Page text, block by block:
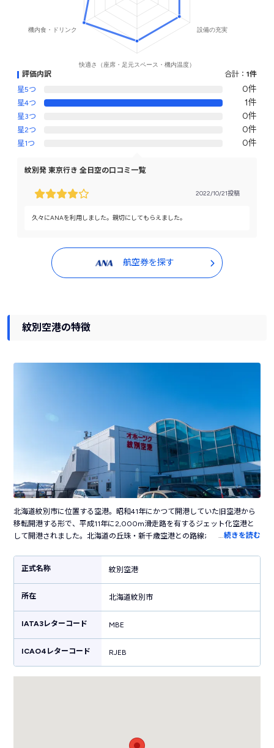
評価内訳 合計： 1件
星5つ
0件
星4つ 1件
星3つ 0件
星2つ 0件
星1つ 0件
紋別発 東京行き 全日空の口コミ一覧
2022/10/21投稿
久々にANAを利用しました。親切にしてもらえました。
航空券を探す
紋別空港の特徴
北海道紋別市に位置する空港。昭和41年にかつて開港していた旧空港から
移転開港する形で、平成11年に2,000m滑走路を有するジェット化空港と
して開港されました。北海道の丘珠・新千歳空港との路線が結ばれていま
います。そんな紋別空港は、「オホーツク紋別空港」の愛称で親しまれ、
平成24年2月には環境配慮の一環として、日本初の「カーボン・オフセット
（空港内で排出した二酸化炭素を森林で相殺する取り組み）」が行われま
した。空港は流氷で知られる紋別にあるため観光客も多く、日本で一番流
氷に近い空港としても有名です。また、市街地から空港までのアクセスも
魅力で、レンタカーを利用して観光地や宿泊施設へ気軽に行くことができ
続きを読む
正式名称 紋別空港
所在 北海道紋別市
IATA3レターコード MBE
ICAO4レターコード RJEB